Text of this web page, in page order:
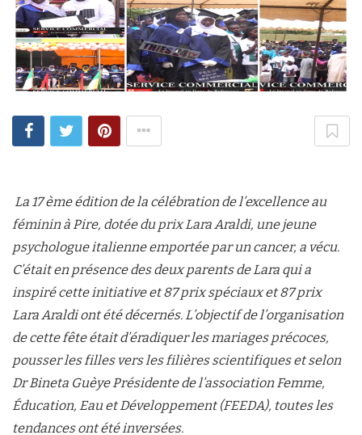
La 17 ème édition de la célébration de l’excellence au
féminin à Pire, dotée du prix Lara Araldi, une jeune
psychologue italienne emportée par un cancer, a vécu.
C’était en présence des deux parents de Lara qui a
inspiré cette initiative et 87 prix spéciaux et 87 prix
Lara Araldi ont été décernés. L’objectif de l’organisation
de cette fête était d’éradiquer les mariages précoces,
pousser les filles vers les filières scientifiques et selon
Dr Bineta Guèye Présidente de l’association Femme,
Éducation, Eau et Développement (FEEDA), toutes les
tendances ont été inversées.